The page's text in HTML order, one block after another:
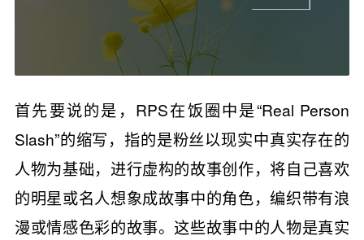
首先要说的是，RPS在饭圈中是“Real Person
Slash”的缩写，指的是粉丝以现实中真实存在的
人物为基础，进行虚构的故事创作，将自己喜欢
的明星或名人想象成故事中的角色，编织带有浪
漫或情感色彩的故事。这些故事中的人物是真实